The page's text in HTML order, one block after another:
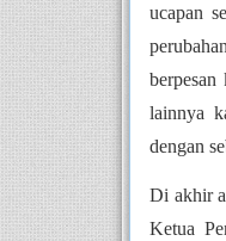
ucapan
lainnya
dengan
Di akhir
Ketua